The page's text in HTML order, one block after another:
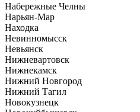
Набережные Челны
Нарьян-Мар
Находка
Невинномысск
Невьянск
Нижневартовск
Нижнекамск
Нижний Новгород
Нижний Тагил
Новокузнецк